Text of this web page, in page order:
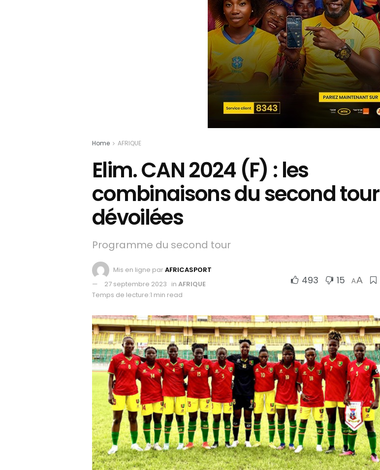
Home AFRIQUE
Elim. CAN 2024 (F) : les
combinaisons du second tour
dévoilées
Programme du second tour
Mis en ligne parAFRICASPORT
27 septembre 2023 in AFRIQUE
Temps de lecture:1 min read
493 15 AA